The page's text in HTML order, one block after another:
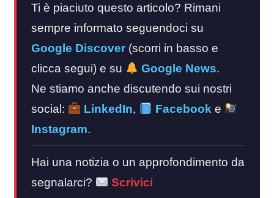
Ti è piaciuto questo articolo? Rimani
sempre informato seguendoci su
Google Discover (scorri in basso e
clicca segui) e su
Google News.
Ne stiamo anche discutendo sui nostri
social:
LinkedIn, Facebooke
Instagram.
Hai una notizia o un approfondimento da
segnalarci?
Scrivici